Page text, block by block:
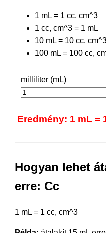
1 mL = 1 cc, cm^3
1 cc, cm^3 = 1 mL
10 mL = 10 cc, cm^3
100 mL = 100 cc,
milliliter (mL)
Eredmény: 1 mL =
Hogyan lehet
erre: Cc
1 mL = 1 cc, cm^3